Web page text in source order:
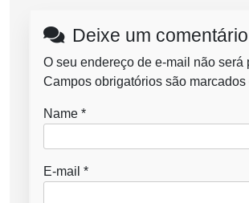
Deixe um comentário
O seu endereço de e-mail não será
Campos obrigatórios são marcados
Name *
E-mail *